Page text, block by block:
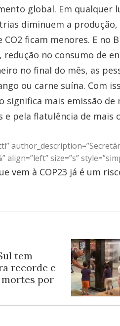
global. Em qualquer
diminuem a
CO2 ficam menores. E no
no consumo de
no final do mês, as
ou carne suína. Com
significa mais emissão de
pela flatulência de mais
size=”s”
vem à COP23 já é um
tem
recorde e
mortes por